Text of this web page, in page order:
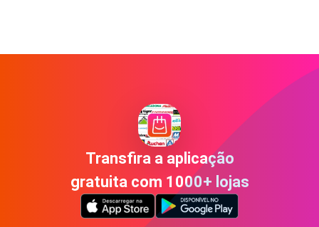
Transfira a aplicação
gratuita com 1000+ lojas